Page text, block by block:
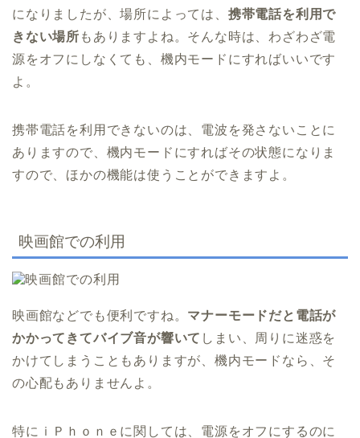
になりましたが、場所によっては、 携帯電話を利用で
きない場所 もありますよね。そんな時は、わざわざ電
源をオフにしなくても、機内モードにすればいいです
よ。
携帯電話を利用できないのは、電波を発さないことに
ありますので、機内モードにすればその状態になりま
すので、ほかの機能は使うことができますよ。
映画館での利用
映画館などでも便利ですね。 マナーモードだと電話が
かかってきてバイブ音が響いて しまい、周りに迷惑を
かけてしまうこともありますが、機内モードなら、そ
の心配もありませんよ。
特にｉＰｈｏｎｅに関しては、電源をオフにするのに